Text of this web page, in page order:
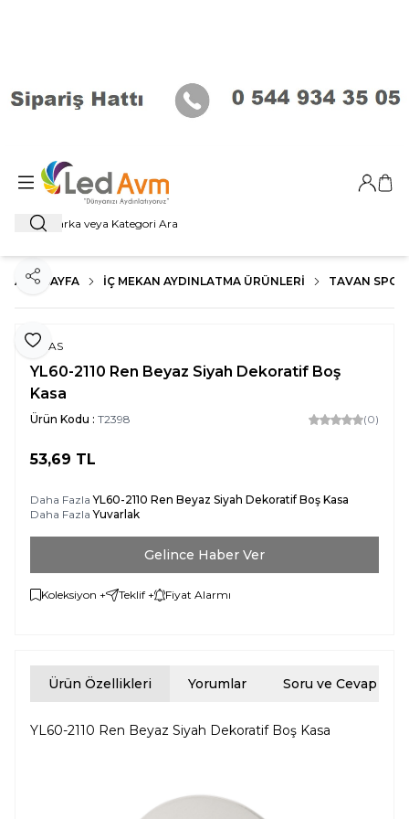
Ara
Giriş
ANA SAYFA İÇ MEKAN AYDINLATMA ÜRÜNLERI TAVAN SPOT
Favoriye Ekle
Paylaş
NOAS
YL60-2110 Ren Beyaz Siyah Dekoratif Boş
Kasa
Ürün Kodu : T2398 (0)
53,69 TL
Daha FazlaYL60-2110 Ren Beyaz Siyah Dekoratif Boş Kasa
Daha FazlaYuvarlak
Gelince Haber Ver
Koleksiyon + Teklif + Fiyat Alarmı
Ürün Özellikleri Yorumlar Soru ve Cevap
YL60-2110 Ren Beyaz Siyah Dekoratif Boş Kasa